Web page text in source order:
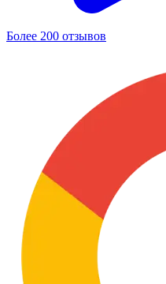
Более 200 отзывов